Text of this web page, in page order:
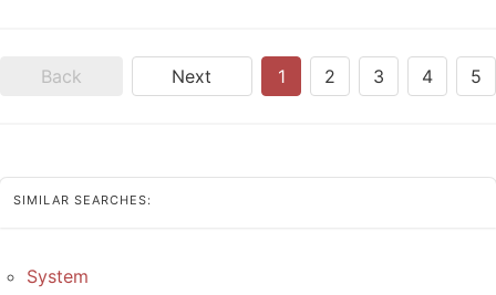
Back Next 1 2 3 4 5
SIMILAR SEARCHES:
System